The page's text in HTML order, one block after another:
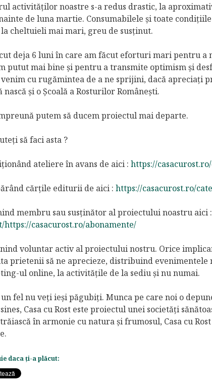
activităților noastre s-a redus drastic, la
de luna martie. Consumabilele și toate
cheltuieli mai mari, greu de susținut.
deja 6 luni în care am făcut eforturi mari pentru a
putut mai bine și pentru a transmite optimism și
venim cu rugămintea de a ne sprijini, dacă apreciați
nască și o Școală a Rosturilor Românești.
putem să ducem proiectul mai departe.
să faci asta ?
ateliere în avans de aici : https://
cărțile editurii de aici : https://casacurost.ro/
membru sau susținător al proiectului noastru aici :
https://casacurost.ro/abonamente/
voluntar activ al proiectului nostru. Orice
prietenii să ne aprecieze, distribuind evenimentele
ul online, la activitățile de la sediu și nu numai.
fel nu veți ieși păgubiți. Munca pe care noi o
Casa cu Rost este proiectul unei societăți
în armonie cu natura și frumosul, Casa cu
daca ți-a plăcut: